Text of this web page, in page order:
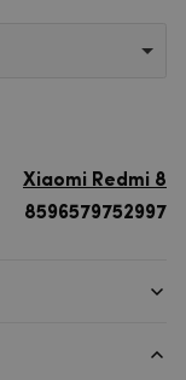
Xiaomi Redmi 8
8596579752997